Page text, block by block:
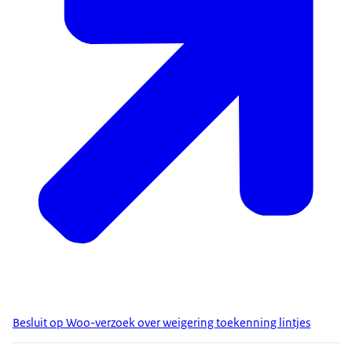
Besluit op Woo-verzoek over weigering toekenning lintjes